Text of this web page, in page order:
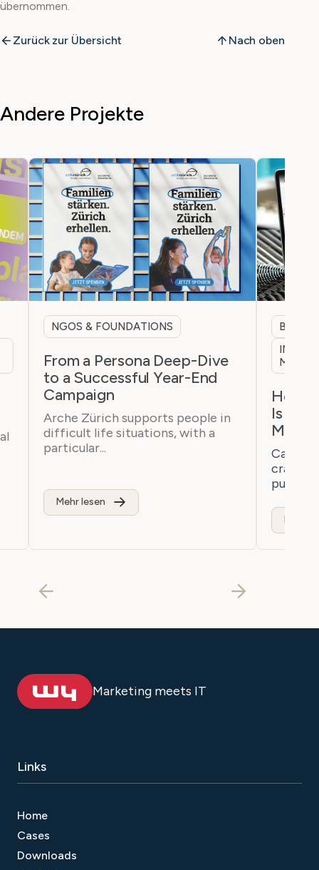
übernommen.
Zurück zur Übersicht Nach oben
Andere Projekte
NGOS & FOUNDATIONS
From a Persona Deep-Dive
to a Successful Year-End
Campaign
Arche Zürich supports people in
difficult life situations, with a
particular...
Mehr lesen
B2B &
How
Is
Mehr
Marketing meets IT
Links
Home
Cases
Downloads